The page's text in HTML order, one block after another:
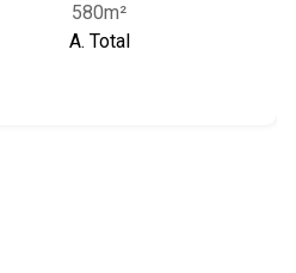
580m²
A. Total